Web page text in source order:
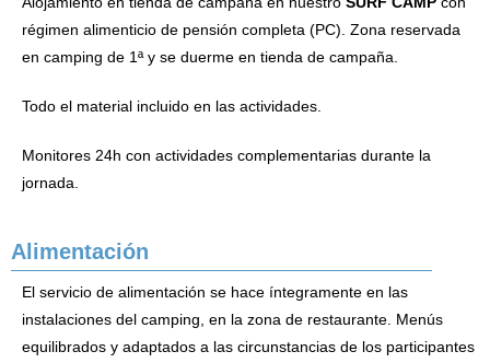
régimen alimenticio de pensión completa (PC). Zona reservada
en camping de 1ª y se duerme en tienda de campaña.
Todo el material incluido en las actividades.
Monitores 24h con actividades complementarias durante la
jornada.
Alimentación
El servicio de alimentación se hace íntegramente en las
instalaciones del camping, en la zona de restaurante. Menús
equilibrados y adaptados a las circunstancias de los participantes